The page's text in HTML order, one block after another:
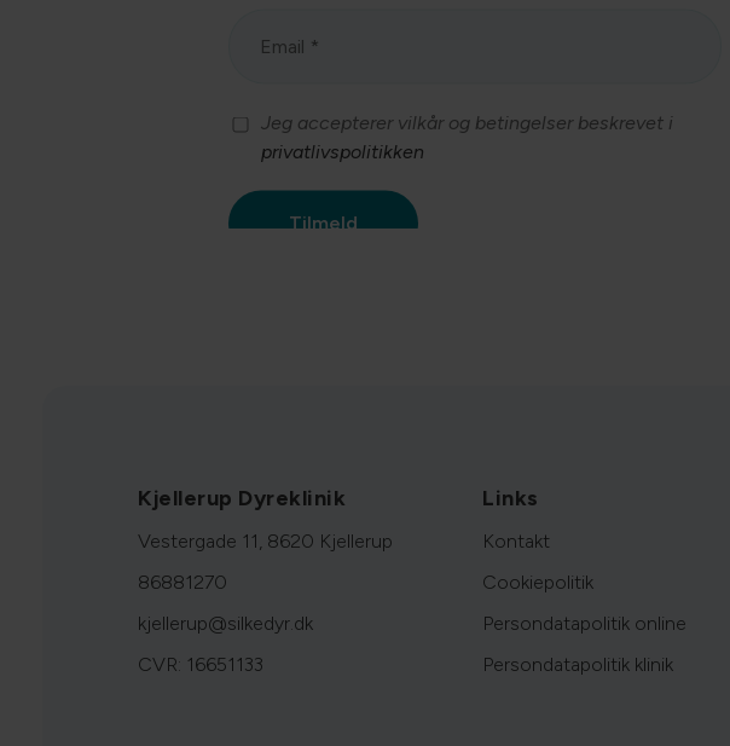
Jeg accepterer vilkår og betingelser beskrevet i
privatlivspolitikken
Kjellerup Dyreklinik
Vestergade 11, 8620 Kjellerup
86881270
kjellerup@silkedyr.dk
CVR: 16651133
Links
Kontakt
Cookiepolitik
Persondatapolitik online
Persondatapolitik klinik